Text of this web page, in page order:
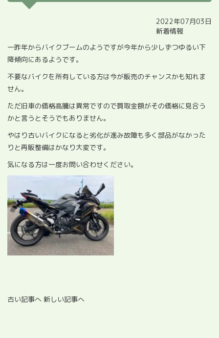
2022年07月03日
新着情報
一昨年からバイクブームのようですが今年から少しずつゆるい下
降傾向にあるようです。
不要なバイクを所有している方は今が販売のチャンスかも知れま
せん。
ただ旧車の価格高騰は異常ですので買取金額がその価格に見合う
かと言うとそうでもありません。
やはり古いバイクになると劣化が進み故障も多く部品がなかった
りと再販整備はかなり大変です。
気になる方は一度お問い合わせください。
古い記事へ 新しい記事へ